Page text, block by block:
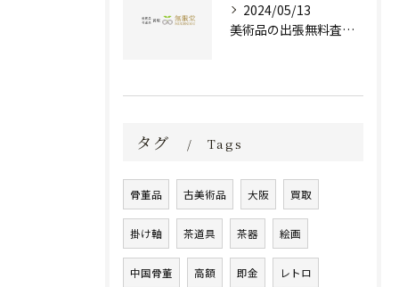
2024/05/13
美術品の出張無料査定 | 一万点以上の実績で信頼の骨董品買取専門店
タグ Tags
骨董品 古美術品 大阪 買取
掛け軸 茶道具 茶器 絵画
中国骨董 高額 即金 レトロ